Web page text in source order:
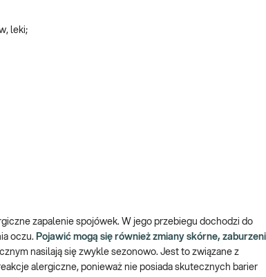
leki;
zapalenie spojówek. W jego przebiegu dochodzi do
oczu. Pojawić mogą się również zmiany skórne,
nasilają się zwykle sezonowo. Jest to związane z
alergiczne, ponieważ nie posiada skutecznych barier